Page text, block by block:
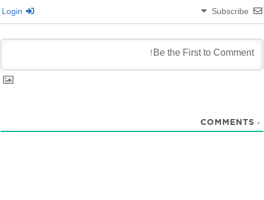
Subscribe
Login
COMMENTS